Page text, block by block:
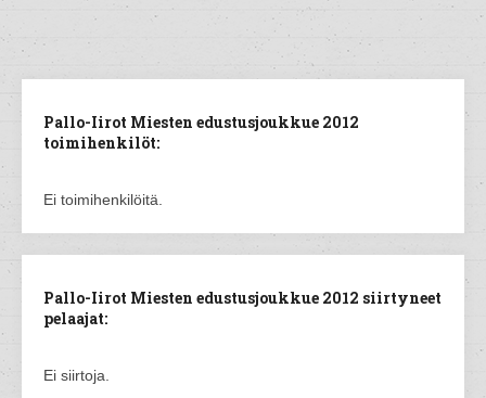
Pallo-Iirot Miesten edustusjoukkue 2012
toimihenkilöt:
Ei toimihenkilöitä.
Pallo-Iirot Miesten edustusjoukkue 2012 siirtyneet
pelaajat:
Ei siirtoja.